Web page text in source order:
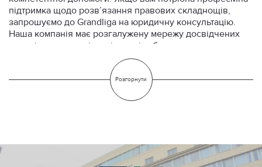
підтримка щодо розв’язання правових складнощів,
запрошуємо до Grandliga на юридичну консультацію.
Наша компанія має розгалужену мережу досвідчених
юристів та адвокатів, які готові забезпечити вам
компетентну та персоналізовану допомогу у всіх
Незалежно від вашого статусу – чи ви фізична особа, чи
представник юридичної структури – наші експерти
адекватна їх якості. Ми розуміємо, що кожен клієнт має
свої потреби та можливості, тому пропонуємо гнучку
Розгорнути